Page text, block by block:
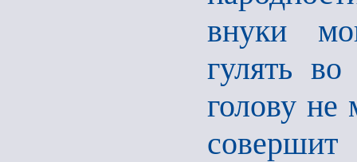
внуки
гулять
голову не